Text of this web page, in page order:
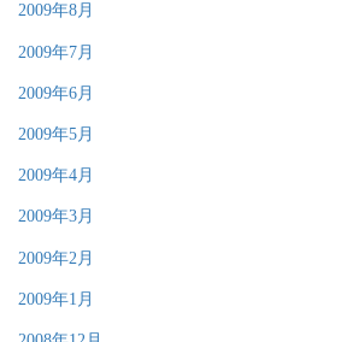
2009年8月
2009年7月
2009年6月
2009年5月
2009年4月
2009年3月
2009年2月
2009年1月